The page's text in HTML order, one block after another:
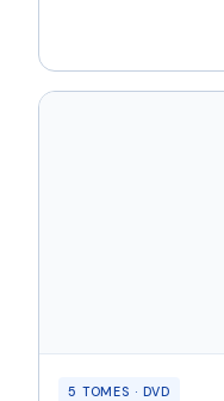
5 TOMES · DVD